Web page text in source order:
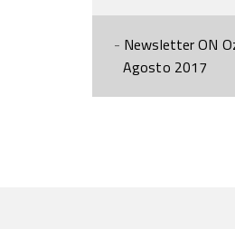
Newsletter ON
Agosto 2017